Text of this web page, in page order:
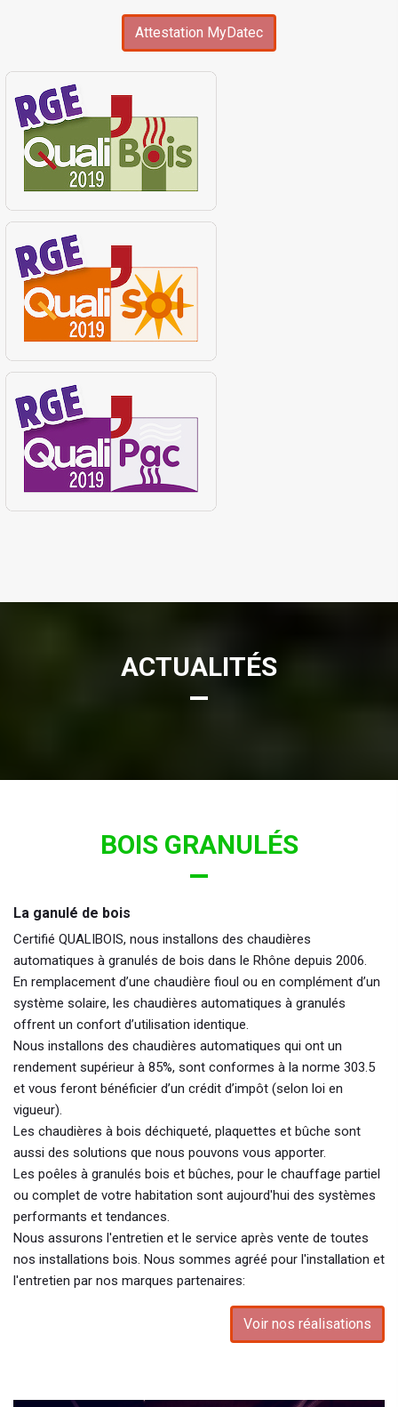
Attestation MyDatec
ACTUALITÉS
BOIS GRANULÉS
La ganulé de bois
Certifié QUALIBOIS, nous installons des chaudières
automatiques à granulés de bois dans le Rhône depuis 2006.
En remplacement d’une chaudière fioul ou en complément d’un
système solaire, les chaudières automatiques à granulés
offrent un confort d’utilisation identique.
Nous installons des chaudières automatiques qui ont un
rendement supérieur à 85%, sont conformes à la norme 303.5
et vous feront bénéficier d’un crédit d’impôt (selon loi en
vigueur).
Les chaudières à bois déchiqueté, plaquettes et bûche sont
aussi des solutions que nous pouvons vous apporter.
Les poêles à granulés bois et bûches, pour le chauffage partiel
ou complet de votre habitation sont aujourd'hui des systèmes
performants et tendances.
Nous assurons l'entretien et le service après vente de toutes
nos installations bois. Nous sommes agréé pour l'installation et
l'entretien par nos marques partenaires:
Voir nos réalisations